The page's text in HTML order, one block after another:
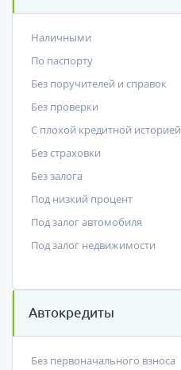
Наличными
По паспорту
Без поручителей и справок
Без проверки
С плохой кредитной историей
Без страховки
Без залога
Под низкий процент
Под залог автомобиля
Под залог недвижимости
Автокредиты
Без первоначального взноса